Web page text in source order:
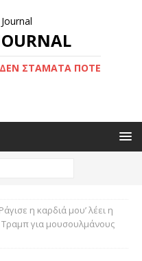
ΔΕΝ ΣΤΑΜΑΤΆ ΠΟΤΈ
η καρδιά μου’ λέει η
Τραμπ για μουσουλμάνους